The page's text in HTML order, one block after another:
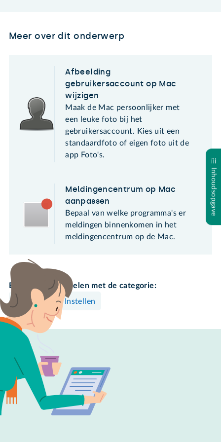
Inhoudsopgave
Meer over dit onderwerp
Afbeelding
gebruikersaccount op Mac
wijzigen
Maak de Mac persoonlijker met
een leuke foto bij het
gebruikersaccount. Kies uit een
standaardfoto of eigen foto uit de
app Foto's.
Meldingencentrum op Mac
aanpassen
Bepaal van welke programma's er
meldingen binnenkomen in het
meldingencentrum op de Mac.
Bekijk meer artikelen met de categorie:
Mac
Instellen